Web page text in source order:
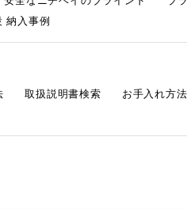
納入事例
取扱説明書検索
お手入れ方法